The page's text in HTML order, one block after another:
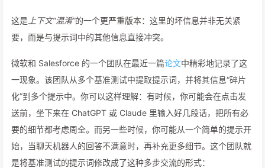
这是 上下文“混淆”的一个更严重版本：这里的坏信息并非无关紧
要，而是与提示词中的其他信息直接冲突。
微软和 Salesforce 的一个团队在最近一篇论文中精彩地记录了这
一现象。该团队从多个基准测试中提取提示词，并将其信息“碎片
化”到多个提示中。你可以这样理解：有时候，你可能会在点击发
送前，坐下来在 ChatGPT 或 Claude 里输入好几段话，把所有必
要的细节都考虑周全。而另一些时候，你可能从一个简单的提示开
始，当聊天机器人的回答不满意时，再补充更多细节。这个团队就
是将基准测试的提示词修改成了这种多步交流的形式：